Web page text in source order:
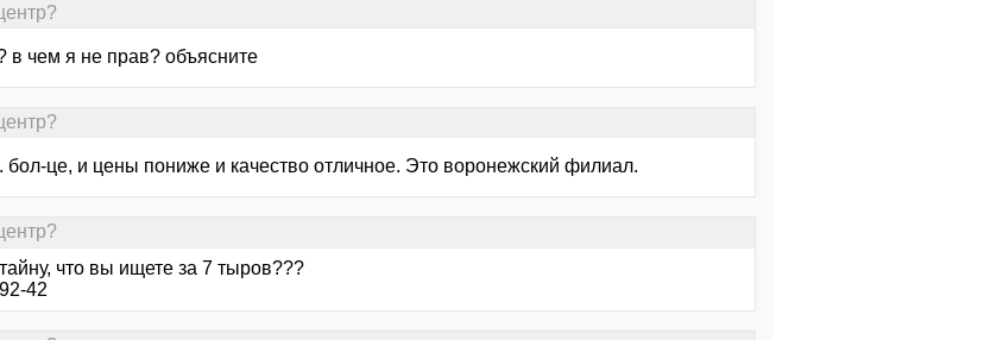
в чем я не прав? объясните
бол-це, и цены пониже и качество отличное. Это воронежский филиал.
что вы ищете за 7 тыров???
42